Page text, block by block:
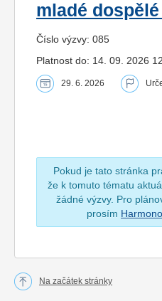
mladé dospělé
Číslo výzvy: 085
Platnost do: 14. 09. 2026
29. 6. 2026
Pokud je tato stránka
že k tomuto tématu
žádné výzvy. Pro
prosím
Na začátek stránky